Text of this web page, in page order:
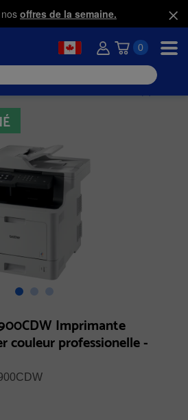
offres de la semaine.
0
Imprimante
couleur professionelle -